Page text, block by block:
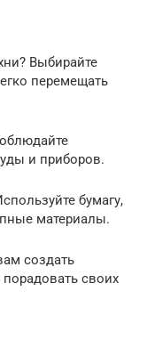
Выбирайте
перемещать
и приборов.
бумагу,
материалы.
создать
своих